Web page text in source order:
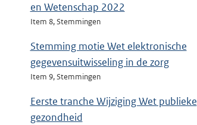
en Wetenschap 2022
Item 8, Stemmingen
Stemming motie Wet elektronische
gegevensuitwisseling in de zorg
Item 9, Stemmingen
Eerste tranche Wijziging Wet publieke
gezondheid